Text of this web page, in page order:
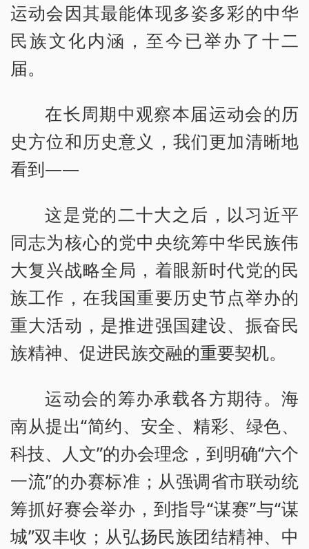
运动会因其最能体现多姿多彩的中华
民族文化内涵，至今已举办了十二
届。
在长周期中观察本届运动会的历
史方位和历史意义，我们更加清晰地
看到——
这是党的二十大之后，以习近平
同志为核心的党中央统筹中华民族伟
大复兴战略全局，着眼新时代党的民
族工作，在我国重要历史节点举办的
重大活动，是推进强国建设、振奋民
族精神、促进民族交融的重要契机。
运动会的筹办承载各方期待。海
南从提出“简约、安全、精彩、绿色、
科技、人文”的办会理念，到明确“六个
一流”的办赛标准；从强调省市联动统
筹抓好赛会举办，到指导“谋赛”与“谋
城”双丰收；从弘扬民族团结精神、中